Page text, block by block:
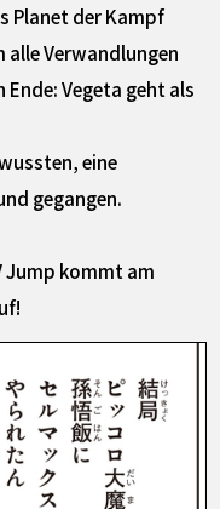
Planet der Kampf
alle Verwandlungen
Vegeta geht als
eine
gegangen.
Jump kommt am